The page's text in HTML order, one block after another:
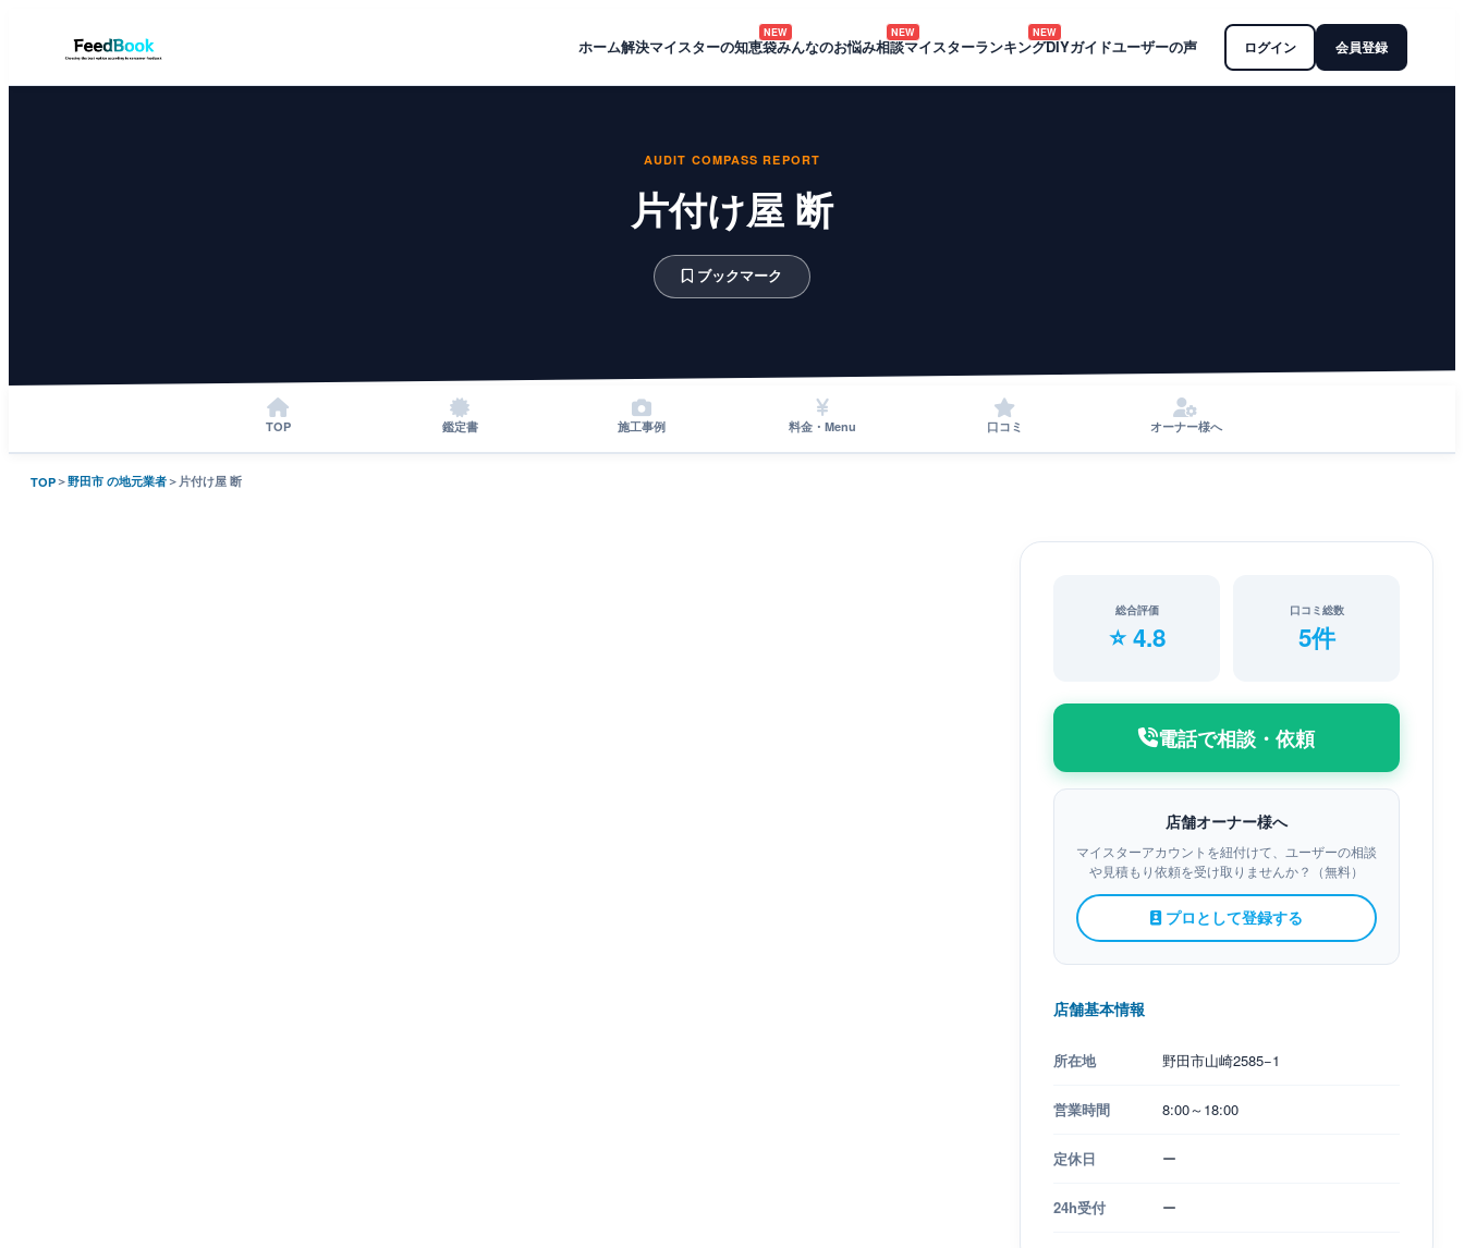
ホーム解決マイスターの知恵袋
NEW
みんなのお悩み相談
NEW
マイスターランキング
NEW
DIYガイドユーザーの声 ログイン 会員登録
AUDIT COMPASS REPORT
片付け屋 断
ブックマーク
TOP 鑑定書 施工事例 料金・Menu 口コミ オーナー様へ
TOP＞野田市 の地元業者＞ 片付け屋 断
総合評価
⭐ 4.8
口コミ総数
5件
電話で相談・依頼
店舗オーナー様へ
マイスターアカウントを紐付けて、ユーザーの相談
や見積もり依頼を受け取りませんか？（無料）
プロとして登録する
店舗基本情報
所在地 野田市山崎2585−1
営業時間 8:00～18:00
定休日 ー
24h受付 ー